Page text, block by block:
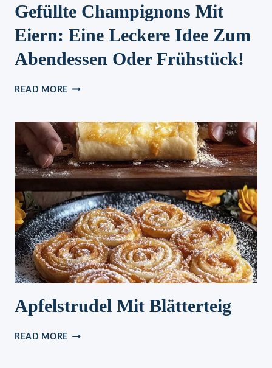
Gefüllte Champignons Mit
Eiern: Eine Leckere Idee Zum
Abendessen Oder Frühstück!
READ MORE GEFÜLLTE
EIERN:
EINE
LECKERE
IDEE
ZUM
ODER
FRÜHSTÜCK!
Apfelstrudel Mit Blätterteig
READ MORE APFELSTRUDEL